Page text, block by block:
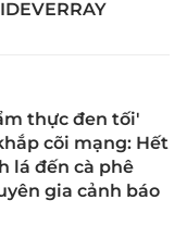
thực đen tối'
cõi mạng: Hết
lá đến cà phê
gia cảnh báo